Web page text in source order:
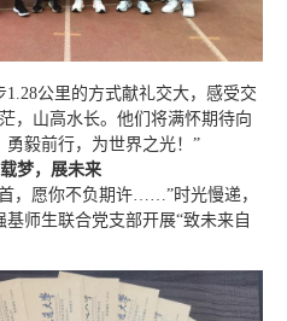
公里的方式献礼交大，感受交
，山高水长。他们将满怀期待向
毅前行，为世界之光！”
梦，展未来
，愿你不负期许……”时光慢递，
师生联合党支部开展“致未来自